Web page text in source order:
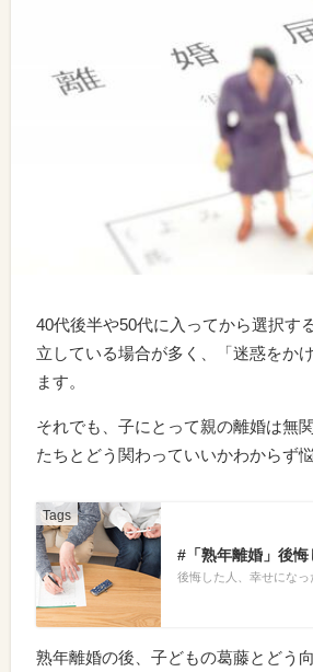
40代後半や50代に入ってから選択す
立している場合が多く、「迷惑をか
ます。
それでも、子にとって親の離婚は無
たちとどう関わっていいかわからず
#「熟年離婚」後
後悔した人、幸せにな
熟年離婚の後、子どもの葛藤とどう